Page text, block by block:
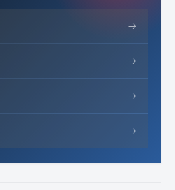
→
→
→
→